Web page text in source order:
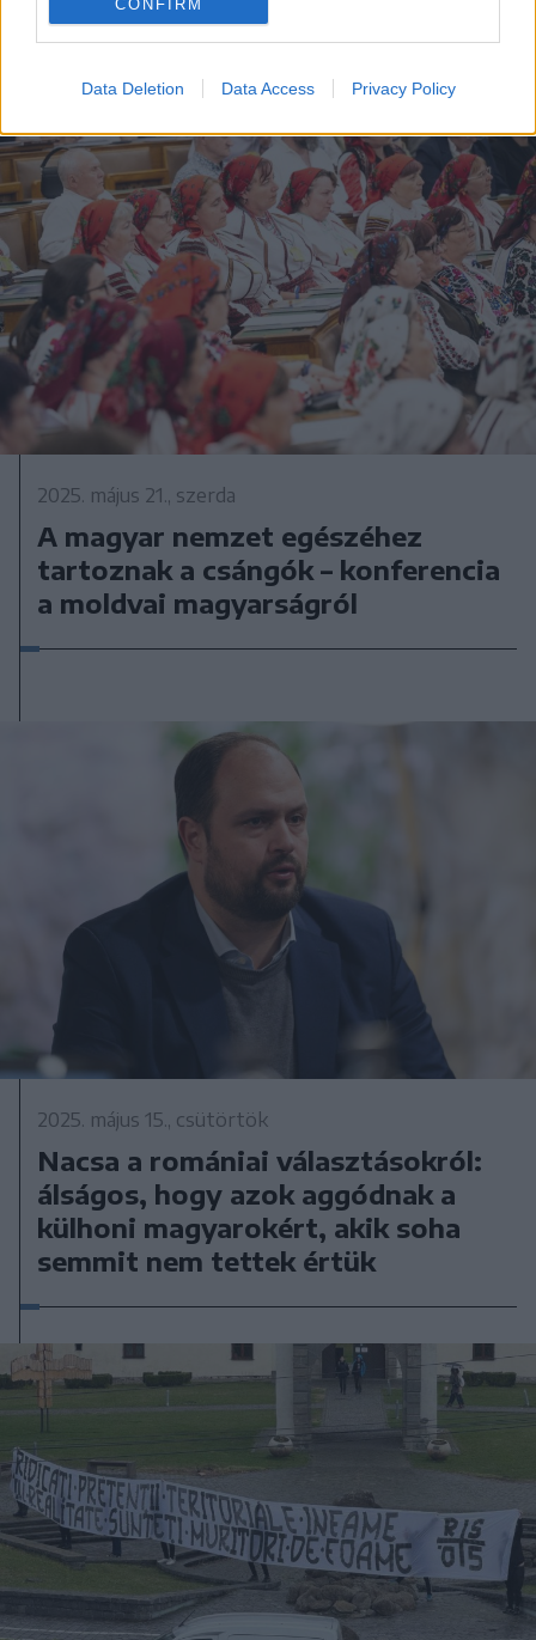
CONFIRM
Data Deletion Data Access Privacy Policy
kötelesség
2025. május 21., szerda
A magyar nemzet egészéhez
tartoznak a csángók – konferencia
a moldvai magyarságról
2025. május 15., csütörtök
Nacsa a romániai választásokról:
álságos, hogy azok aggódnak a
külhoni magyarokért, akik soha
semmit nem tettek értük